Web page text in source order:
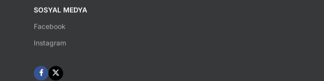
SOSYAL MEDYA
Facebook
Instagram